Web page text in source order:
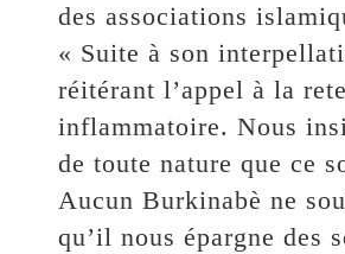
des associations
« Suite à son
réitérant l’appel à la
inflammatoire. Nous
de toute nature que ce
Aucun Burkinabè ne
qu’il nous épargne des